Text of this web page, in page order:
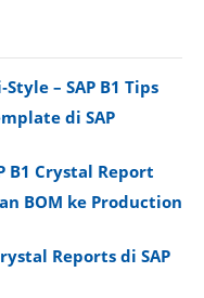
– SAP B1 Tips
di SAP
B1 Crystal Report
BOM ke Production
Reports di SAP